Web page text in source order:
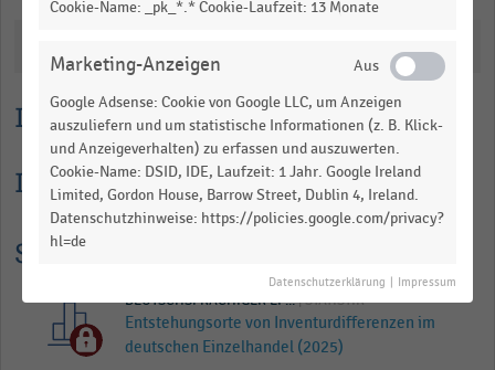
Lesehilfe
Informationen zur Statistik
Statistik Historie
DEUTSCHSPRACHIGER EI ...| STATISTIK
Entstehungsorte von Inventurdifferenzen im
deutschen Einzelhandel (2025)
Cookie-Name: _pk_*.* Cookie-Laufzeit: 13 Monate
Marketing-Anzeigen
Google Adsense: Cookie von Google LLC, um Anzeigen
auszuliefern und um statistische Informationen (z. B. Klick-
und Anzeigeverhalten) zu erfassen und auszuwerten.
Cookie-Name: DSID, IDE, Laufzeit: 1 Jahr. Google Ireland
Limited, Gordon House, Barrow Street, Dublin 4, Ireland.
Datenschutzhinweise: https://policies.google.com/privacy?
hl=de
Datenschutzerklärung Impressum